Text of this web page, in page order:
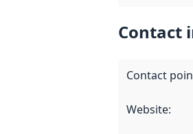
Contact
Contact
Website: